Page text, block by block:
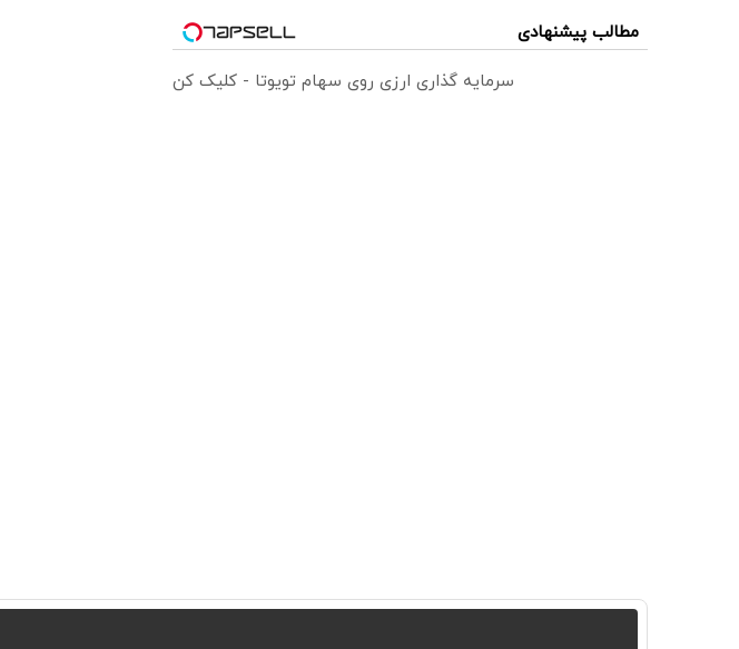
مطالب پیشنهادی
سرمایه گذاری ارزی روی سهام تویوتا - کلیک کن